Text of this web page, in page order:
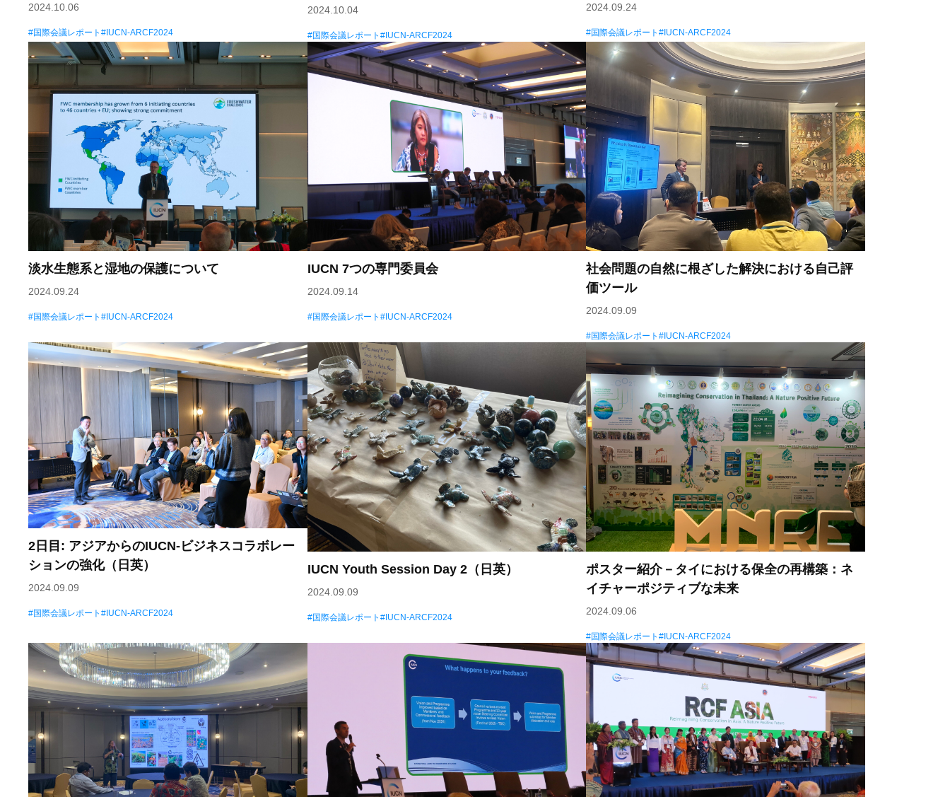
2024.10.06
国際会議レポート IUCN-ARCF2024
2024.10.04
国際会議レポート IUCN-ARCF2024
2024.09.24
国際会議レポート IUCN-ARCF2024
淡水生態系と湿地の保護について
2024.09.24
国際会議レポート IUCN-ARCF2024
IUCN 7つの専門委員会
2024.09.14
国際会議レポート IUCN-ARCF2024
社会問題の自然に根ざした解決における自己評
価ツール
2024.09.09
国際会議レポート IUCN-ARCF2024
2日目: アジアからのIUCN-ビジネスコラボレー
ションの強化（日英）
2024.09.09
国際会議レポート IUCN-ARCF2024
IUCN Youth Session Day 2（日英）
2024.09.09
国際会議レポート IUCN-ARCF2024
ポスター紹介－タイにおける保全の再構築：ネ
イチャーポジティブな未来
2024.09.06
国際会議レポート IUCN-ARCF2024